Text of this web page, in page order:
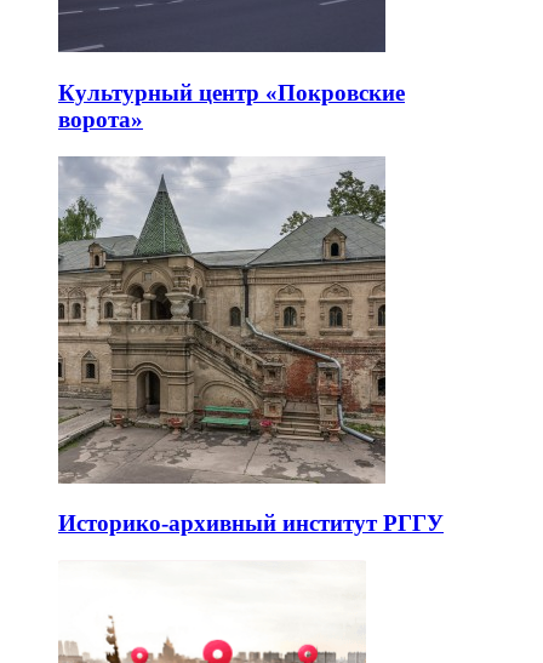
Культурный центр «Покровские
ворота»
Историко-архивный институт РГГУ